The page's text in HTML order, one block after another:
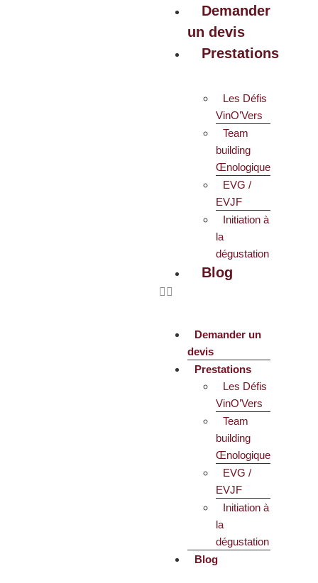
Demander
un devis
Prestations
Les Défis
VinO’Vers
Team
building
Œnologique
EVG /
EVJF
Initiation à
la
dégustation
Blog
Demander un
devis
Prestations
Les Défis
VinO’Vers
Team
building
Œnologique
EVG /
EVJF
Initiation à
la
dégustation
Blog